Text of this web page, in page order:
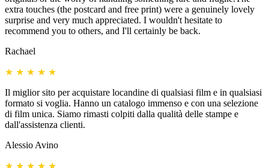
extra touches (the postcard and free print) were a genuinely lovely
surprise and very much appreciated. I wouldn't hesitate to
recommend you to others, and I'll certainly be back.
Rachael
★ ★ ★ ★ ★
Il miglior sito per acquistare locandine di qualsiasi film e in qualsiasi
formato si voglia. Hanno un catalogo immenso e con una selezione
di film unica. Siamo rimasti colpiti dalla qualità delle stampe e
dall'assistenza clienti.
Alessio Avino
★ ★ ★ ★ ★